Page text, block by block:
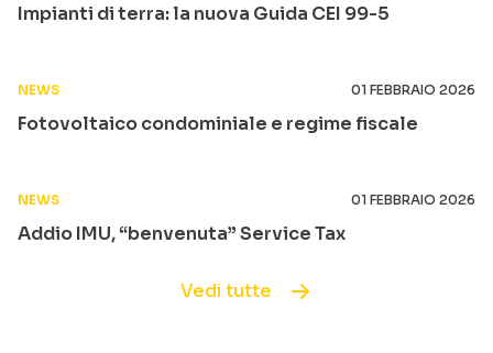
Impianti di terra: la nuova Guida CEI 99-5
NEWS 01 FEBBRAIO 2026
Fotovoltaico condominiale e regime fiscale
NEWS 01 FEBBRAIO 2026
Addio IMU, “benvenuta” Service Tax
Vedi tutte